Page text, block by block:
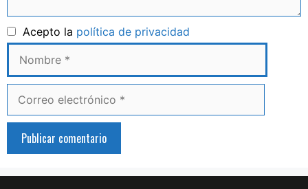
Acepto la política de privacidad